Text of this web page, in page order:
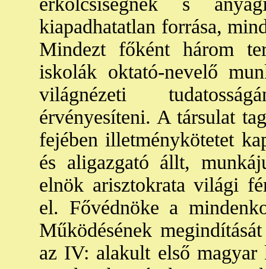
kiapadhatatlan forrása,
Mindezt főként három
iskolák oktató-nevelő
világnézeti
érvényesíteni. A társulat
fejében illetménykötetet
és aligazgató állt,
elnök arisztokrata világi
el. Fővédnöke a
Működésének
az IV: alakult első